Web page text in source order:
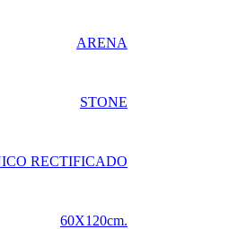
ARENA
STONE
RECTIFICADO
60X120cm.